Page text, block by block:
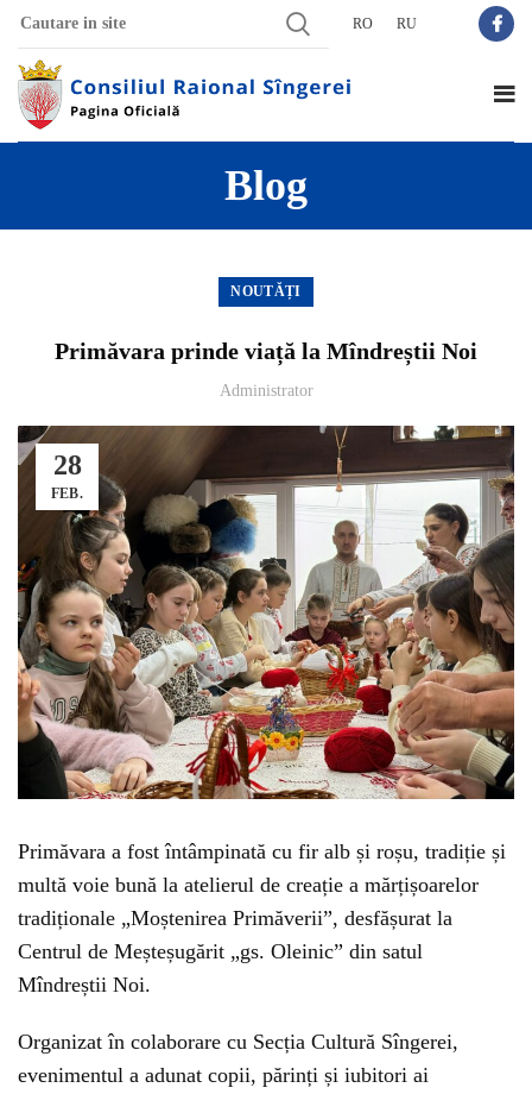
RO RU
Blog
NOUTĂȚI
Primăvara prinde viață la Mîndreștii Noi
Administrator
28
FEB.
Primăvara a fost întâmpinată cu fir alb și roșu, tradiție și
multă voie bună la atelierul de creație a mărțișoarelor
tradiționale „Moștenirea Primăverii”, desfășurat la
Centrul de Meșteșugărit „gs. Oleinic” din satul
Mîndreștii Noi.
Organizat în colaborare cu Secția Cultură Sîngerei,
evenimentul a adunat copii, părinți și iubitori ai